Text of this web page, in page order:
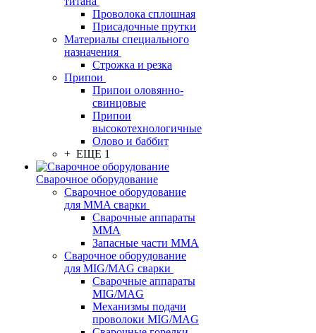
Проволока сплошная
Присадочные прутки
Материалы специального
назначения
Строжка и резка
Припои
Припои оловянно-
свинцовые
Припои
высокотехнологичные
Олово и баббит
+ ЕЩЕ 1
Сварочное оборудование
Сварочное оборудование
для MMA сварки
Сварочные аппараты
MMA
Запасные части MMA
Сварочное оборудование
для MIG/MAG сварки
Сварочные аппараты
MIG/MAG
Механизмы подачи
проволоки MIG/MAG